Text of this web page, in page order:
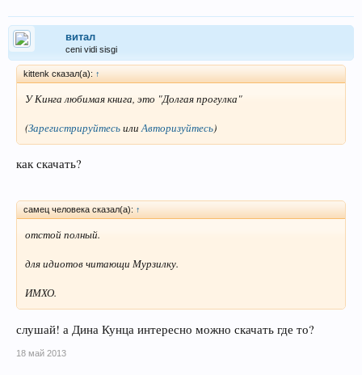
витал
ceni vidi sisgi
kittenk сказал(а): ↑
У Кинга любимая книга, это "Долгая прогулка"
(ЗарегистрируйтесьилиАвторизуйтесь)
как скачать?
самец человека сказал(а): ↑
отстой полный.
для идиотов читающи Мурзилку.
ИМХО.
слушай! а Дина Кунца интересно можно скачать где то?
18 май 2013